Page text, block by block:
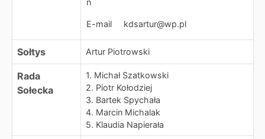
n
E-mail kdsartur@wp.pl
Sołtys Artur Piotrowski
Rada
Sołecka
1. Michał Szatkowski
2. Piotr Kołodziej
3. Bartek Spychała
4. Marcin Michalak
5. Klaudia Napierała